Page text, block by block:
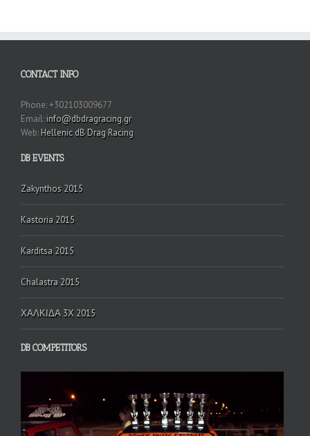
CONTACT INFO
Phone: +302103009677
Email: info@dbdragracing.gr
Web: Hellenic dB Drag Racing
DB EVENTS
Zakynthos 2015
Kastoria 2015
Karditsa 2015
Chalastra 2015
ΧΑΛΚΙΔΑ 3Χ 2015
DB COMPETITORS